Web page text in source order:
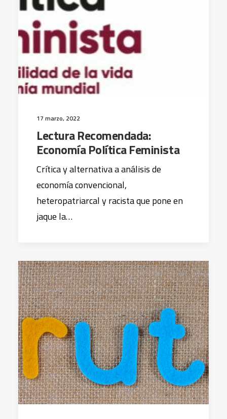
17 marzo, 2022
Lectura Recomendada:
Economía Política Feminista
Crítica y alternativa a análisis de
economía convencional,
heteropatriarcal y racista que pone en
jaque la…